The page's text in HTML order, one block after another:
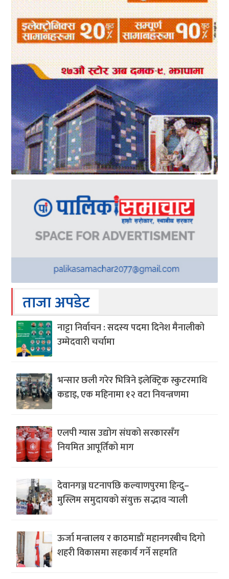
ताजा अपडेट
नाट्टा निर्वाचन : सदस्य पदमा दिनेश मैनालीको
उम्मेदवारी चर्चामा
भन्सार छली गरेर भित्रिने इलेक्ट्रिक स्कुटरमाथि
कडाइ, एक महिनामा १२ वटा नियन्त्रणमा
एलपी ग्यास उद्योग संघको सरकारसँग
नियमित आपूर्तिको माग
देवानगञ्ज घटनापछि कल्याणपुरमा हिन्दु–
मुस्लिम समुदायको संयुक्त सद्भाव र्‍याली
ऊर्जा मन्त्रालय र काठमाडौं महानगरबीच दिगो
शहरी विकासमा सहकार्य गर्ने सहमति